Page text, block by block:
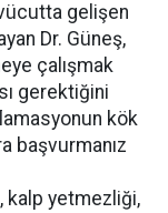
gelişen
Dr. Güneş,
çalışmak
gerektiğini
kök
başvurmanız
kalp yetmezliği,